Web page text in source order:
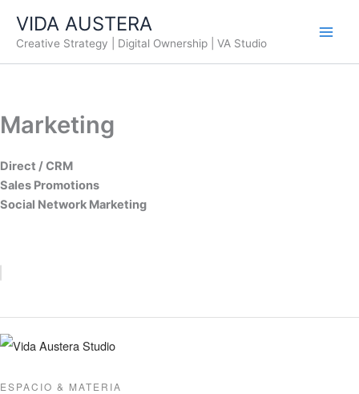
contenido
VIDA AUSTERA
Creative Strategy | Digital Ownership | VA Studio
Marketing
Direct / CRM
Sales Promotions
Social Network Marketing
ESPACIO & MATERIA